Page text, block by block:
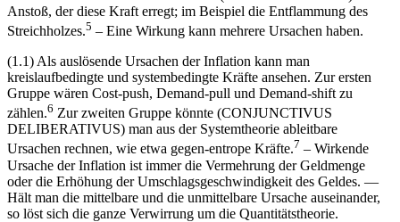
Anstoß, der diese Kraft erregt; im Beispiel die Entflammung des
Streichholzes.5 – Eine Wirkung kann mehrere Ursachen haben.
(1.1) Als auslösende Ursachen der Inflation kann man
kreislaufbedingte und systembedingte Kräfte ansehen. Zur ersten
Gruppe wären Cost-push, Demand-pull und Demand-shift zu
zählen.6 Zur zweiten Gruppe könnte (CONJUNCTIVUS
DELIBERATIVUS) man aus der Systemtheorie ableitbare
Ursachen rechnen, wie etwa gegen-entrope Kräfte.7 – Wirkende
Ursache der Inflation ist immer die Vermehrung der Geldmenge
oder die Erhöhung der Umschlagsgeschwindigkeit des Geldes. —
Hält man die mittelbare und die unmittelbare Ursache auseinander,
so löst sich die ganze Verwirrung um die Quantitätstheorie.